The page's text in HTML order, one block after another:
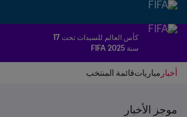
كأس العالم للسيدات تحت 17
سنة FIFA 2025
أخبار مبارياتقائمة المنتخب
موجز الأخبار